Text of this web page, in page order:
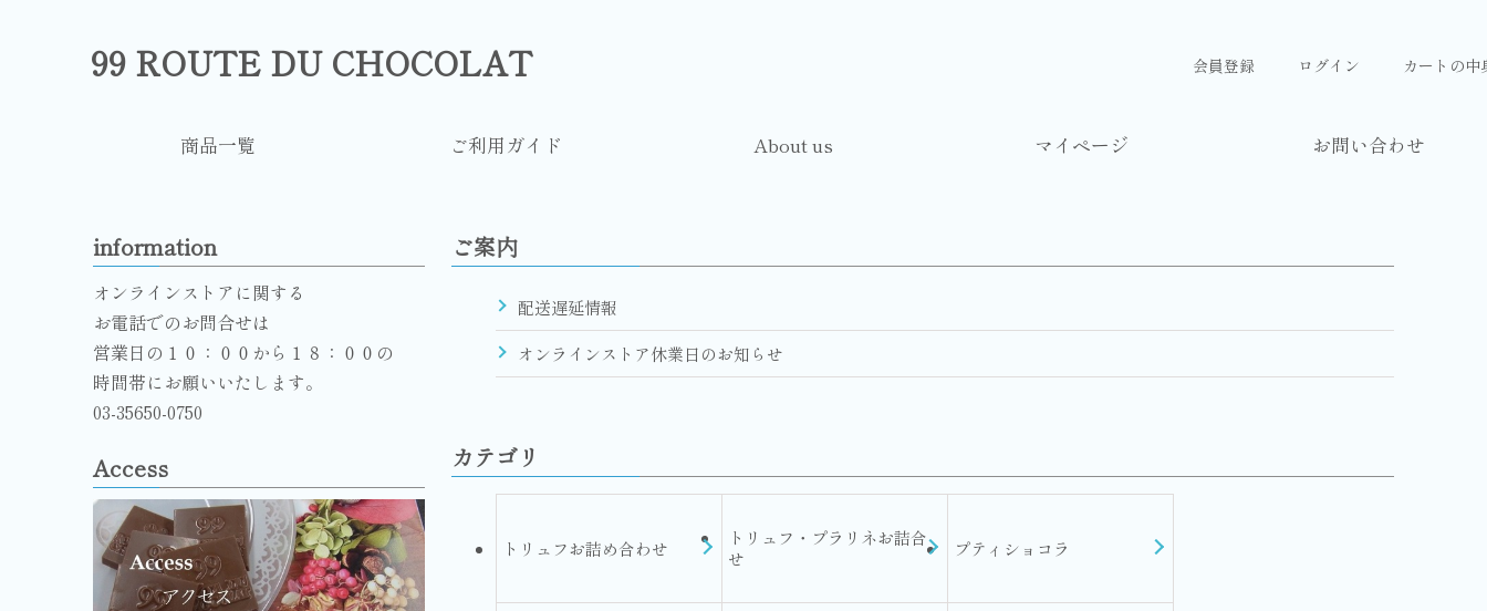
99 ROUTE DU CHOCOLAT 会員登録 ログイン カートの中
商品一覧 ご利用ガイド About us マイページ お問い合わせ
ご案内
配送遅延情報
オンラインストア休業日のお知らせ
カテゴリ
トリュフお詰め合わせ
トリュフ・プラリネお詰合
せ
プティショコラ
information
オンラインストアに関する
お電話でのお問合せは
営業日の１０：００から１８：００の
時間帯にお願いいたします。
03-35650-0750
Access